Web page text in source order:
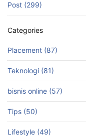
o
k
n
Post (299)
Categories
Placement (87)
Teknologi (81)
bisnis online (57)
Tips (50)
Lifestyle (49)